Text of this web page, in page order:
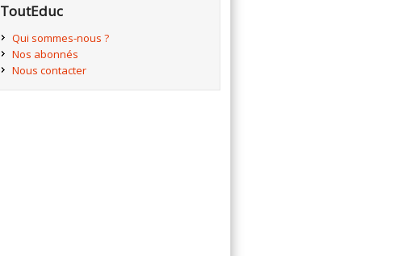
ToutEduc
Qui sommes-nous ?
Nos abonnés
Nous contacter